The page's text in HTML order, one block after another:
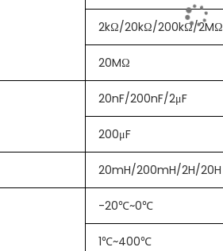
200mV 至 1000V
至 200μF
是
是
是
是
2kΩ/20kΩ/200kΩ/2MΩ
20MΩ
20nF/200nF/2μF
200μF
20mH/200mH/2H/20H
-20℃~0℃
1℃~400℃